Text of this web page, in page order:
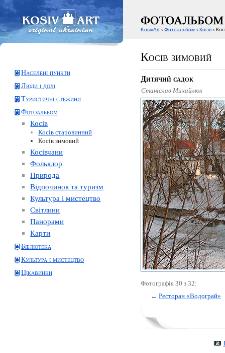
Косів зимовий
Населені пункти
Люди і долі
Туристичні стежини
Фотоальбом
Косів
Косів старовинний
Косів зимовий
Косівчани
Фольклор
Природа
Відпочинок та туризм
Культура і мистецтво
Світлини
Панорами
Карти
Бібліотека
Культура і мистецтво
Цікавинки
Дитячий садок
Станіслав Михайлюк
Фотографія 30 з 32:
← Ресторан «Водограй»
KosivArt ‹ Фотоальбом ‹ Косів ‹